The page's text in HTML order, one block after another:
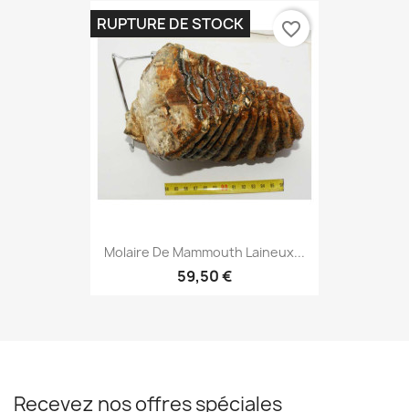
Molaire De Mammouth Laineux...
59,50 €
RUPTURE DE STOCK favorite_border
Recevez nos offres spéciales